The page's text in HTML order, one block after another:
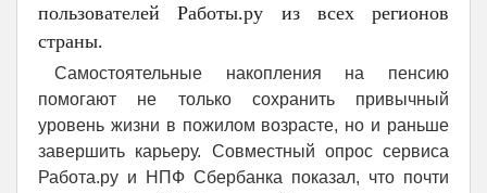
пользователей Работы.ру из всех регионов
страны.
Самостоятельные накопления на пенсию
помогают не только сохранить привычный
уровень жизни в пожилом возрасте, но и раньше
завершить карьеру. Совместный опрос сервиса
Работа.ру и НПФ Сбербанка показал, что почти